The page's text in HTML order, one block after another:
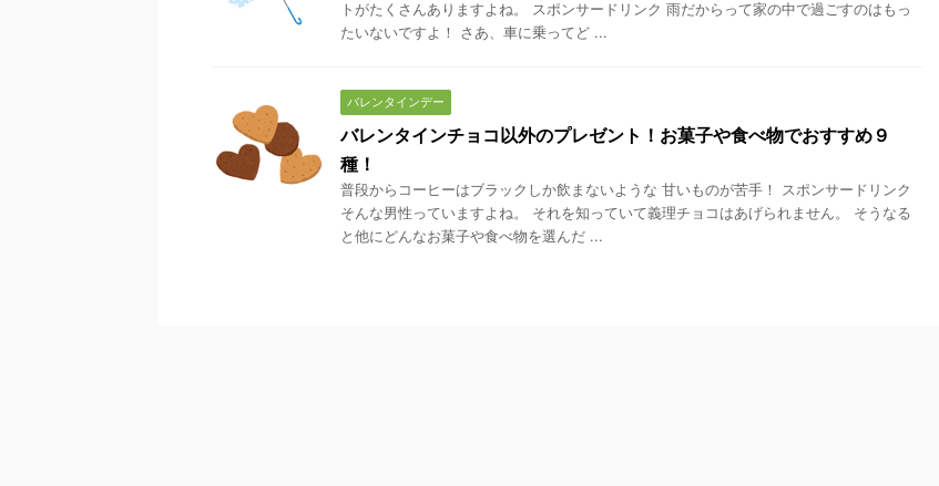
トがたくさんありますよね。 スポンサードリンク 雨だからって家の中で過ごすのはもっ
たいないですよ！ さあ、車に乗ってど ...
バレンタインデー
バレンタインチョコ以外のプレゼント！お菓子や食べ物でおすすめ９
種！
普段からコーヒーはブラックしか飲まないような 甘いものが苦手！ スポンサードリンク
そんな男性っていますよね。 それを知っていて義理チョコはあげられません。 そうなる
と他にどんなお菓子や食べ物を選んだ ...